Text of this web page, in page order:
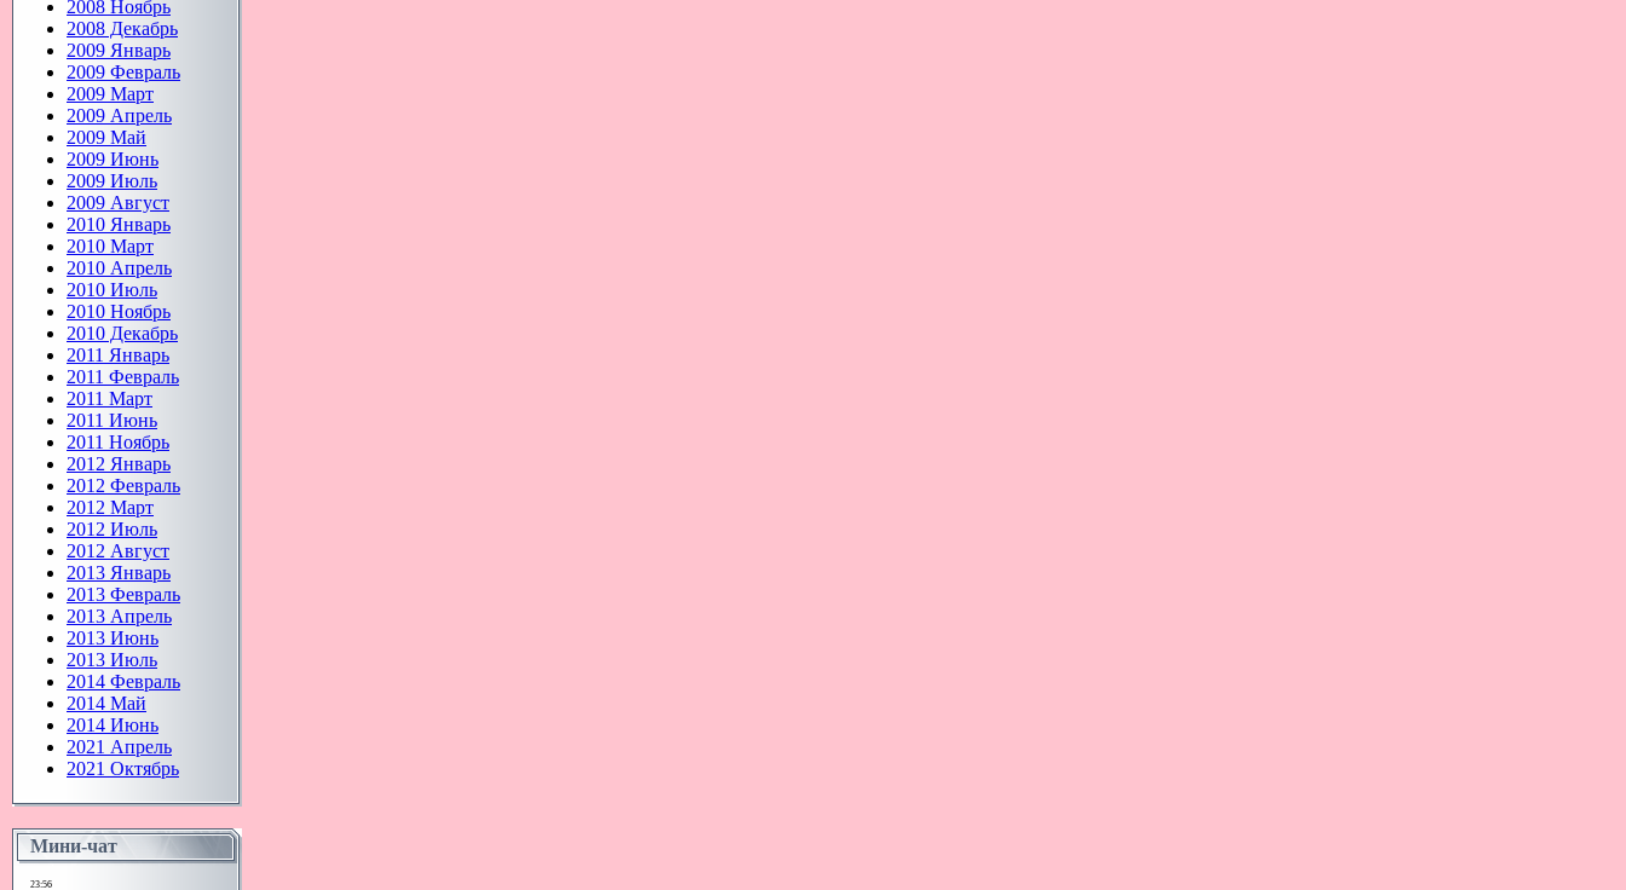
2008 Ноябрь
2008 Декабрь
2009 Январь
2009 Февраль
2009 Март
2009 Апрель
2009 Май
2009 Июнь
2009 Июль
2009 Август
2010 Январь
2010 Март
2010 Апрель
2010 Июль
2010 Ноябрь
2010 Декабрь
2011 Январь
2011 Февраль
2011 Март
2011 Июнь
2011 Ноябрь
2012 Январь
2012 Февраль
2012 Март
2012 Июль
2012 Август
2013 Январь
2013 Февраль
2013 Апрель
2013 Июнь
2013 Июль
2014 Февраль
2014 Май
2014 Июнь
2021 Апрель
2021 Октябрь
Мини-чат